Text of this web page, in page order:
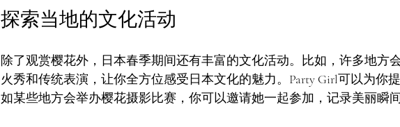
探索当地的文化活动
除了观赏樱花外，日本春季期间还有丰富的文化活动。比如，许多地方
火秀和传统表演，让你全方位感受日本文化的魅力。Party Girl可以为你
如某些地方会举办樱花摄影比赛，你可以邀请她一起参加，记录美丽瞬间